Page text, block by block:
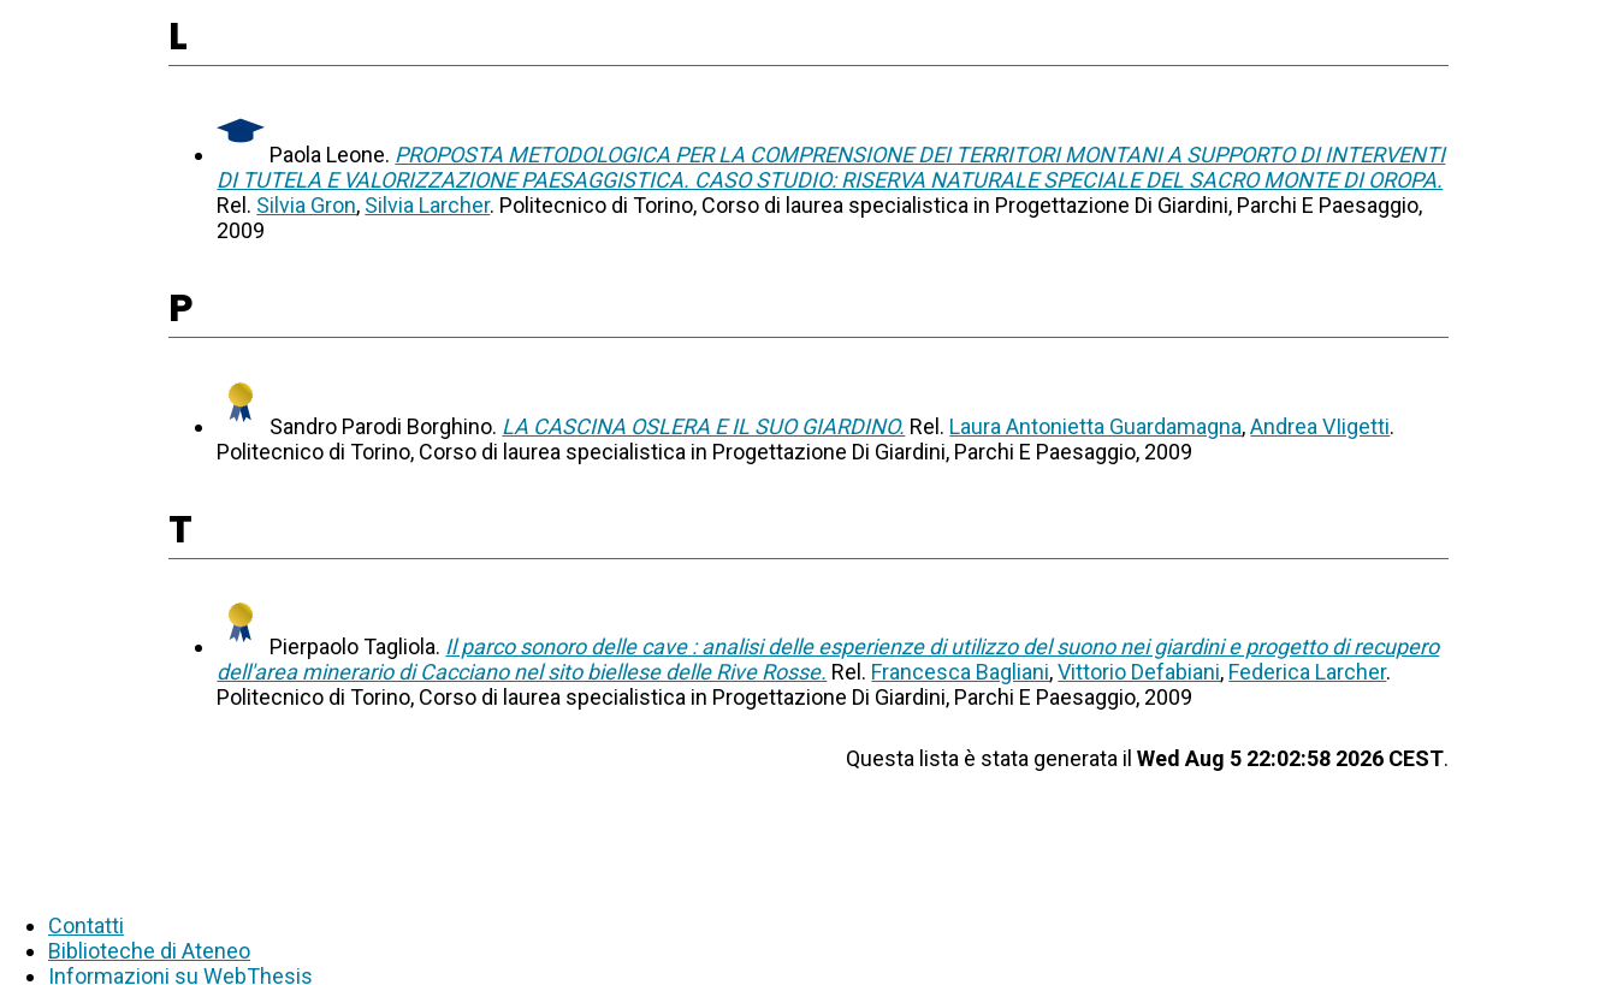
L
Paola Leone. PROPOSTA METODOLOGICA PER LA COMPRENSIONE DEI TERRITORI MONTANI A SUPPORTO DI INTERVENTI
DI TUTELA E VALORIZZAZIONE PAESAGGISTICA. CASO STUDIO: RISERVA NATURALE SPECIALE DEL SACRO MONTE DI OROPA.
Rel. Silvia Gron, Silvia Larcher. Politecnico di Torino, Corso di laurea specialistica in Progettazione Di Giardini, Parchi E Paesaggio,
2009
P
Sandro Parodi Borghino. LA CASCINA OSLERA E IL SUO GIARDINO. Rel. Laura Antonietta Guardamagna,Andrea VIigetti.
Politecnico di Torino, Corso di laurea specialistica in Progettazione Di Giardini, Parchi E Paesaggio, 2009
T
Pierpaolo Tagliola. Il parco sonoro delle cave : analisi delle esperienze di utilizzo del suono nei giardini e progetto di recupero
dell'area minerario di Cacciano nel sito biellese delle Rive Rosse. Rel. Francesca Bagliani,Vittorio Defabiani, Federica Larcher.
Politecnico di Torino, Corso di laurea specialistica in Progettazione Di Giardini, Parchi E Paesaggio, 2009
Questa lista è stata generata il Wed Aug 5 22:02:58 2026 CEST.
Contatti
Biblioteche di Ateneo
Informazioni su WebThesis